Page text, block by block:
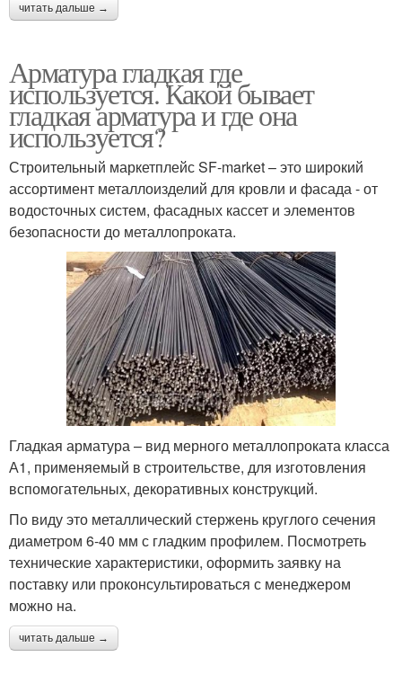
читать дальше →
Арматура гладкая где
используется. Какой бывает
гладкая арматура и где она
используется?
Строительный маркетплейс SF-market – это широкий
ассортимент металлоизделий для кровли и фасада - от
водосточных систем, фасадных кассет и элементов
безопасности до металлопроката.
Гладкая арматура – вид мерного металлопроката класса
А1, применяемый в строительстве, для изготовления
вспомогательных, декоративных конструкций.
По виду это металлический стержень круглого сечения
диаметром 6-40 мм с гладким профилем. Посмотреть
технические характеристики, оформить заявку на
поставку или проконсультироваться с менеджером
можно на.
читать дальше →